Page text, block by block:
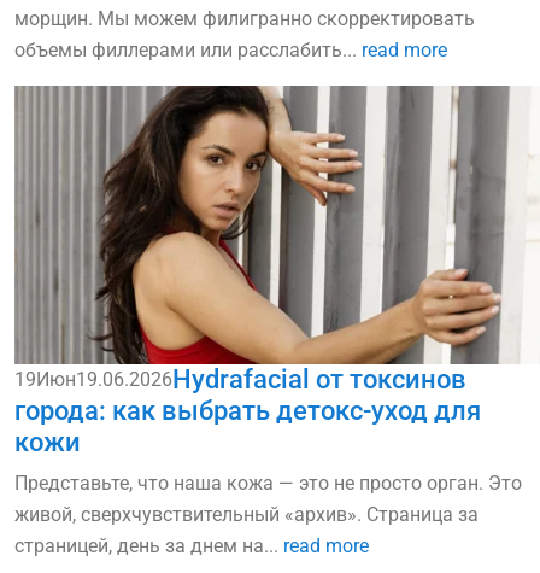
морщин. Мы можем филигранно скорректировать
объемы филлерами или расслабить... read more
19Июн19.06.2026Hydrafacial от токсинов
города: как выбрать детокс-уход для
кожи
Представьте, что наша кожа — это не просто орган. Это
живой, сверхчувствительный «архив». Страница за
страницей, день за днем на... read more